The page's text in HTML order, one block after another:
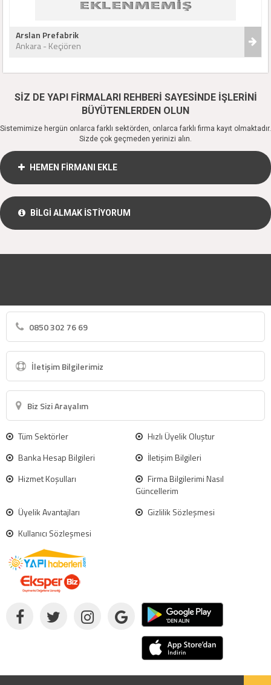
Arslan Prefabrik
Ankara - Keçiören
SİZ DE YAPI FİRMALARI REHBERİ SAYESİNDE İŞLERİNİ
BÜYÜTENLERDEN OLUN
Sistemimize hergün onlarca farklı sektörden, onlarca farklı firma kayıt olmaktadır.
Sizde çok geçmeden yerinizi alın.
HEMEN FİRMANI EKLE
BİLGİ ALMAK İSTİYORUM
0850 302 76 69
İletişim Bilgilerimiz
Biz Sizi Arayalım
Tüm Sektörler
Hızlı Üyelik Oluştur
Banka Hesap Bilgileri
İletişim Bilgileri
Hizmet Koşulları
Firma Bilgilerimi Nasıl
Güncellerim
Üyelik Avantajları
Gizlilik Sözleşmesi
Kullanıcı Sözleşmesi